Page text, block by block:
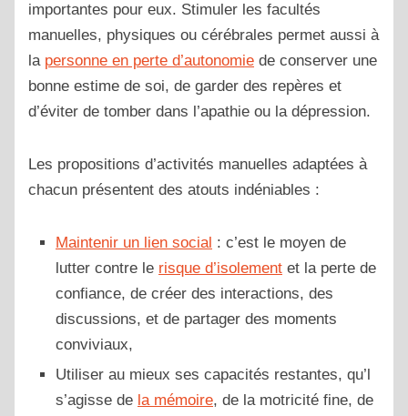
importantes pour eux. Stimuler les facultés
manuelles, physiques ou cérébrales permet aussi à
la personne en perte d’autonomie de conserver une
bonne estime de soi, de garder des repères et
d’éviter de tomber dans l’apathie ou la dépression.
Les propositions d’activités manuelles adaptées à
chacun présentent des atouts indéniables :
Maintenir un lien social : c’est le moyen de
lutter contre le risque d’isolement et la perte de
confiance, de créer des interactions, des
discussions, et de partager des moments
conviviaux,
Utiliser au mieux ses capacités restantes, qu’l
s’agisse de la mémoire, de la motricité fine, de